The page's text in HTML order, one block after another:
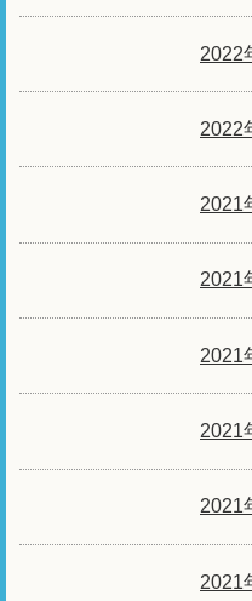
2022
2022
2021
2021
2021
2021
2021
2021